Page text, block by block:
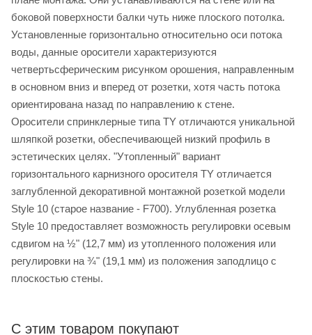
боковой поверхности балки чуть ниже плоского потолка.
Установленные горизонтально относительно оси потока
воды, данные оросители характеризуются
четвертьсферическим рисунком орошения, направленным
в основном вниз и вперед от розетки, хотя часть потока
ориентирована назад по направлению к стене.
Оросители спринклерные типа TY отличаются уникальной
шляпкой розетки, обеспечивающей низкий профиль в
эстетических целях. "Утопленный" вариант
горизонтального карнизного оросителя TY отличается
заглубленной декоративной монтажной розеткой модели
Style 10 (старое название - F700). Углубленная розетка
Style 10 предоставляет возможность регулировки осевым
сдвигом на ½" (12,7 мм) из утопленного положения или
регулировки на ¾" (19,1 мм) из положения заподлицо с
плоскостью стены.
С этим товаром покупают